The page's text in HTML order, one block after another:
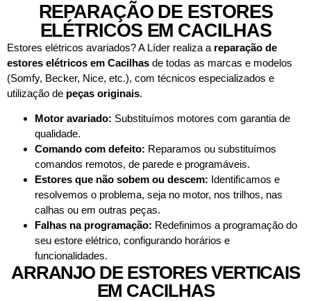
REPARAÇÃO DE ESTORES
ELÉTRICOS EM CACILHAS
Estores elétricos avariados? A Líder realiza a reparação de
estores elétricos em Cacilhas de todas as marcas e modelos
(Somfy, Becker, Nice, etc.), com técnicos especializados e
utilização de peças originais.
Motor avariado: Substituímos motores com garantia de
qualidade.
Comando com defeito: Reparamos ou substituímos
comandos remotos, de parede e programáveis.
Estores que não sobem ou descem: Identificamos e
resolvemos o problema, seja no motor, nos trilhos, nas
calhas ou em outras peças.
Falhas na programação: Redefinimos a programação do
seu estore elétrico, configurando horários e
funcionalidades.
ARRANJO DE ESTORES VERTICAIS
EM CACILHAS